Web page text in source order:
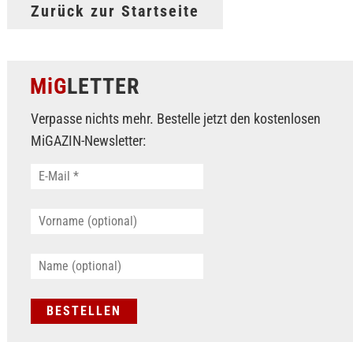
Zurück zur Startseite
MiGLETTER
Verpasse nichts mehr. Bestelle jetzt den kostenlosen
MiGAZIN-Newsletter: